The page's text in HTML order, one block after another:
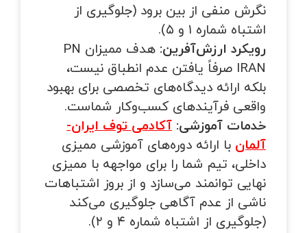
نگرش منفی از بین برود (جلوگیری از
اشتباه شماره ۱ و ۵).
رویکرد ارزش‌آفرین:
هدف ممیزان PN
IRAN صرفاً یافتن عدم انطباق نیست،
بلکه ارائه دیدگاه‌های تخصصی برای بهبود
واقعی فرآیندهای کسب‌وکار شماست.
خدمات آموزشی: آکادمی توف ایران-
آلمان با ارائه دوره‌های آموزشی ممیزی
داخلی، تیم شما را برای مواجهه با ممیزی
نهایی توانمند می‌سازد و از بروز اشتباهات
ناشی از عدم آگاهی جلوگیری می‌کند
(جلوگیری از اشتباه شماره ۴ و ۲).